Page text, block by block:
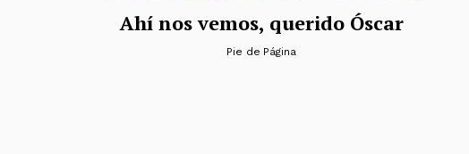
Ahí nos vemos, querido Óscar
Pie de Página